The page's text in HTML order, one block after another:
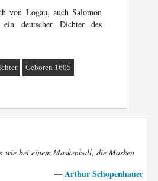
von Logau, auch Salomon
deutscher Dichter des
Geboren 1605
wie bei einem Maskenball, die Masken
— Arthur Schopenhauer